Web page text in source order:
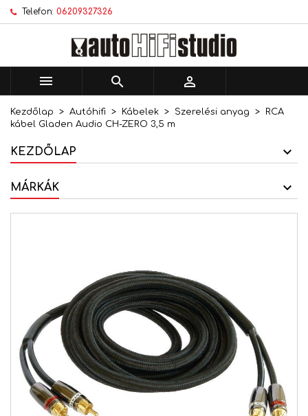
Telefon: 06209327326
  
Kezdőlap Autóhifi Kábelek Szerelési anyag
RCA
kábel Gladen Audio CH-ZERO 3,5 m
KEZDŐLAP
MÁRKÁK
Kívánságlistáim ×
Új lista létrehozása
Kívánságlista létrehozása ×
Kívánságlista neve
Bejelentkezés ×
történő mentéséhez.
Mégsem Bejelentkezés